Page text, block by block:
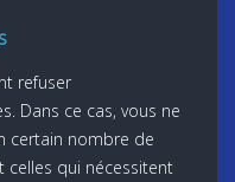
refuser
Dans ce cas, vous ne
certain nombre de
qui nécessitent